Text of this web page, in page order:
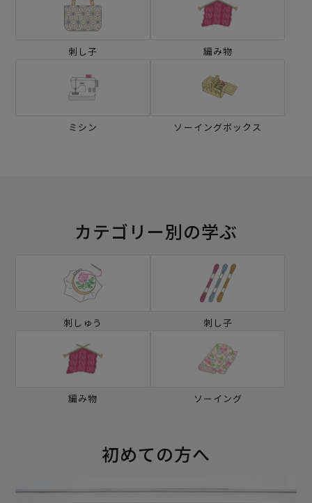
刺し子 編み物
ミシン ソーイングボックス
カテゴリー別の学ぶ
刺しゅう 刺し子
編み物 ソーイング
初めての方へ